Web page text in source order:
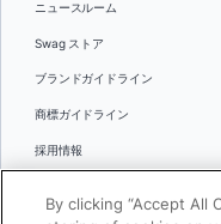
ニュースルーム
Swag ストア
ブランドガイドライン
商標ガイドライン
採用情報
言語By clicking “Accept All